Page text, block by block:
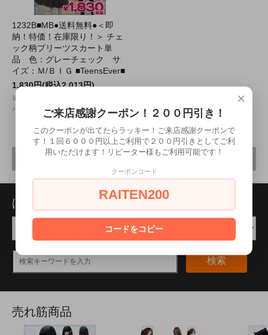
1232B■MB●送料無料●＜即
納！特価！在庫限り！＞ チェ
ック柄プリーツスカート単
品 色：グレーチェック サ
イズ：Ｍ/ＢＩＧ ■TeensEver■
1,830円(税込2,013円)
可愛いチェック柄プリーツスカート
♪
5商品中1-5 商品
前へ 次へ
ほかの商品を探す
検索
売れ筋商品
×
ご来店感謝クーポン！２００円引き！
このクーポンが出てたらラッキー！ご来店感謝クーポンで
す！１回６０００円以上ご利用で２００円引きとしてご利
用いただけます！リピーター様もご利用可能です！
クーポンコード
RAITEN200
コードをコピー